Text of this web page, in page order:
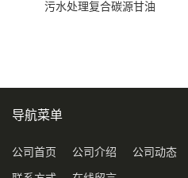
污水处理复合碳源甘油
导航菜单
公司首页 公司介绍 公司动态